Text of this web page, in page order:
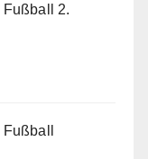
Fußball 2.
Fußball